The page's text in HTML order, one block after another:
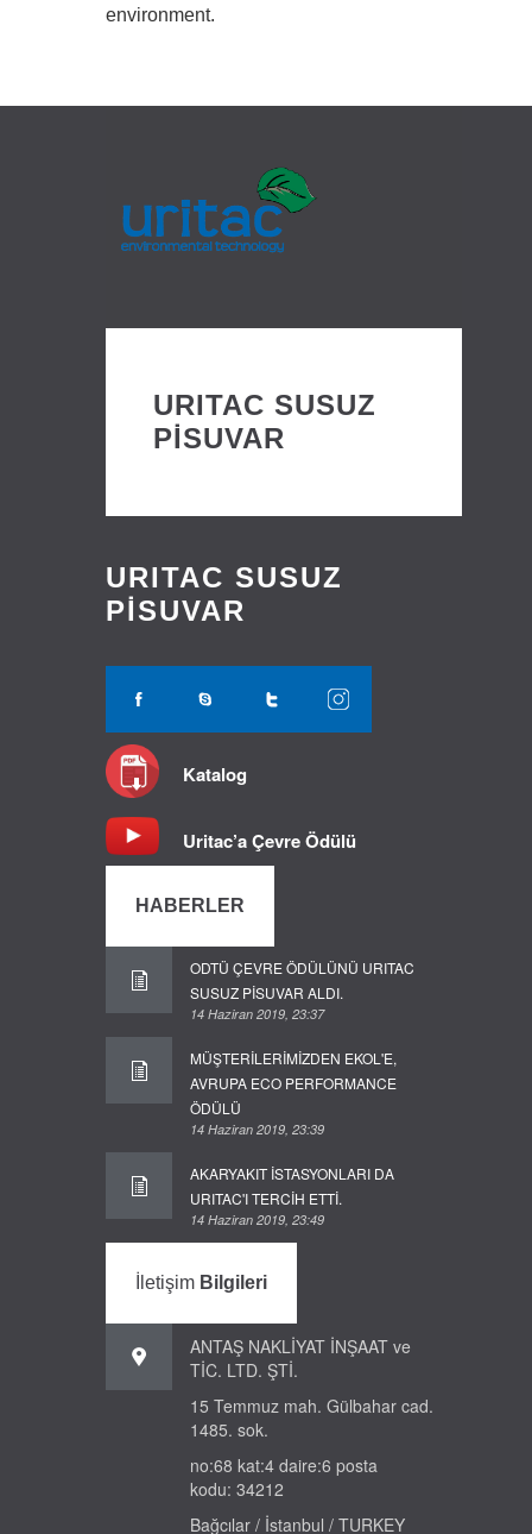
environment.
URITAC SUSUZ
PİSUVAR
URITAC SUSUZ
PİSUVAR
Katalog
Uritac’a Çevre Ödülü
HABERLER
ODTÜ ÇEVRE ÖDÜLÜNÜ URITAC
SUSUZ PİSUVAR ALDI.
14 Haziran 2019, 23:37
MÜŞTERİLERİMİZDEN EKOL'E,
AVRUPA ECO PERFORMANCE
ÖDÜLÜ
14 Haziran 2019, 23:39
AKARYAKIT İSTASYONLARI DA
URITAC'I TERCİH ETTİ.
14 Haziran 2019, 23:49
İletişim Bilgileri
ANTAŞ NAKLİYAT İNŞAAT ve
TİC. LTD. ŞTİ.
15 Temmuz mah. Gülbahar cad.
1485. sok.
no:68 kat:4 daire:6 posta
kodu: 34212
Bağcılar / İstanbul / TURKEY